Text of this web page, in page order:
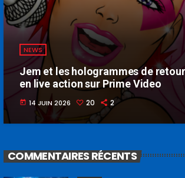
NEWS
Jem et les hologrammes de retour
en live action sur Prime Video
today 14 JUIN 2026 20 2
COMMENTAIRES RÉCENTS